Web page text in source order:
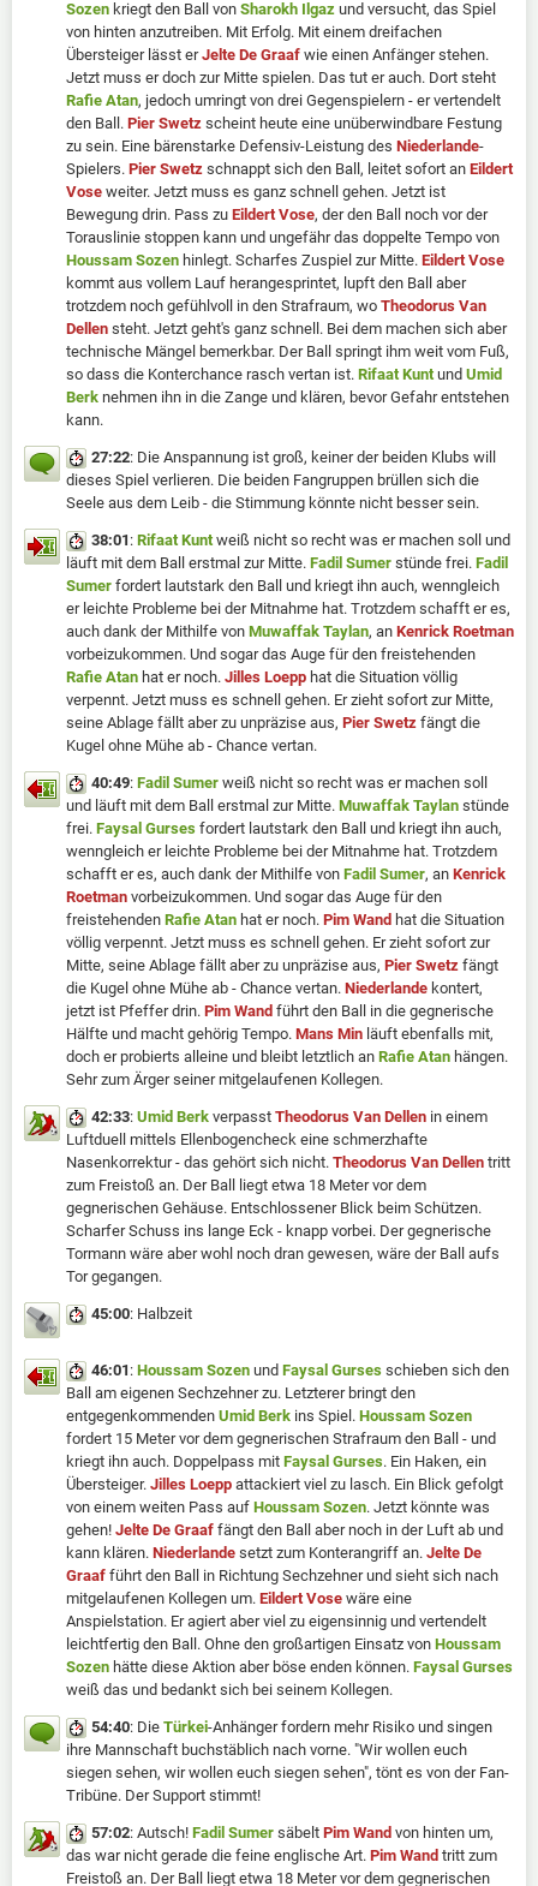
Sozen kriegt den Ball von Sharokh Ilgaz und versucht, das Spiel
von hinten anzutreiben. Mit Erfolg. Mit einem dreifachen
Übersteiger lässt erJelte De Graaf wie einen Anfänger stehen.
Jetzt muss er doch zur Mitte spielen. Das tut er auch. Dort steht
Rafie Atan, jedoch umringt von drei Gegenspielern - er vertendelt
den Ball. Pier Swetz scheint heute eine unüberwindbare Festung
zu sein. Eine bärenstarke Defensiv-Leistung des Niederlande-
Spielers. Pier Swetz schnappt sich den Ball, leitet sofort an Eildert
Vose weiter. Jetzt muss es ganz schnell gehen. Jetzt ist
Bewegung drin. Pass zu Eildert Vose, der den Ball noch vor der
Torauslinie stoppen kann und ungefähr das doppelte Tempo von
Houssam Sozen hinlegt. Scharfes Zuspiel zur Mitte. Eildert Vose
kommt aus vollem Lauf herangesprintet, lupft den Ball aber
trotzdem noch gefühlvoll in den Strafraum, wo Theodorus Van
Dellen steht. Jetzt geht's ganz schnell. Bei dem machen sich aber
technische Mängel bemerkbar. Der Ball springt ihm weit vom Fuß,
so dass die Konterchance rasch vertan ist. Rifaat Kuntund Umid
Berk nehmen ihn in die Zange und klären, bevor Gefahr entstehen
kann.
27:22: Die Anspannung ist groß, keiner der beiden Klubs will
dieses Spiel verlieren. Die beiden Fangruppen brüllen sich die
Seele aus dem Leib - die Stimmung könnte nicht besser sein.
38:01 : Rifaat Kuntweiß nicht so recht was er machen soll und
läuft mit dem Ball erstmal zur Mitte. Fadil Sumer stünde frei. Fadil
Sumer fordert lautstark den Ball und kriegt ihn auch, wenngleich
er leichte Probleme bei der Mitnahme hat. Trotzdem schafft er es,
auch dank der Mithilfe von Muwaffak Taylan, an Kenrick Roetman
vorbeizukommen. Und sogar das Auge für den freistehenden
Rafie Atan hat er noch. Jilles Loepp hat die Situation völlig
verpennt. Jetzt muss es schnell gehen. Er zieht sofort zur Mitte,
seine Ablage fällt aber zu unpräzise aus, Pier Swetz fängt die
Kugel ohne Mühe ab - Chance vertan.
40:49: Fadil Sumer weiß nicht so recht was er machen soll
und läuft mit dem Ball erstmal zur Mitte. Muwaffak Taylan stünde
frei. Faysal Gurses fordert lautstark den Ball und kriegt ihn auch,
wenngleich er leichte Probleme bei der Mitnahme hat. Trotzdem
schafft er es, auch dank der Mithilfe von Fadil Sumer, an Kenrick
Roetman vorbeizukommen. Und sogar das Auge für den
freistehenden Rafie Atan hat er noch. Pim Wand hat die Situation
völlig verpennt. Jetzt muss es schnell gehen. Er zieht sofort zur
Mitte, seine Ablage fällt aber zu unpräzise aus, Pier Swetz fängt
die Kugel ohne Mühe ab - Chance vertan. Niederlande kontert,
jetzt ist Pfeffer drin. Pim Wand führt den Ball in die gegnerische
Hälfte und macht gehörig Tempo. Mans Min läuft ebenfalls mit,
doch er probierts alleine und bleibt letztlich an Rafie Atan hängen.
Sehr zum Ärger seiner mitgelaufenen Kollegen.
42:33: Umid Berk verpasst Theodorus Van Dellen in einem
Luftduell mittels Ellenbogencheck eine schmerzhafte
Nasenkorrektur - das gehört sich nicht. Theodorus Van Dellen tritt
zum Freistoß an. Der Ball liegt etwa 18 Meter vor dem
gegnerischen Gehäuse. Entschlossener Blick beim Schützen.
Scharfer Schuss ins lange Eck - knapp vorbei. Der gegnerische
Tormann wäre aber wohl noch dran gewesen, wäre der Ball aufs
Tor gegangen.
45:00: Halbzeit
46:01 : Houssam Sozen und Faysal Gurses schieben sich den
Ball am eigenen Sechzehner zu. Letzterer bringt den
entgegenkommenden Umid Berk ins Spiel. Houssam Sozen
fordert 15 Meter vor dem gegnerischen Strafraum den Ball - und
kriegt ihn auch. Doppelpass mit Faysal Gurses. Ein Haken, ein
Übersteiger. Jilles Loepp attackiert viel zu lasch. Ein Blick gefolgt
von einem weiten Pass auf Houssam Sozen. Jetzt könnte was
gehen! Jelte De Graaf fängt den Ball aber noch in der Luft ab und
kann klären. Niederlande setzt zum Konterangriff an. Jelte De
Graaf führt den Ball in Richtung Sechzehner und sieht sich nach
mitgelaufenen Kollegen um. Eildert Vose wäre eine
Anspielstation. Er agiert aber viel zu eigensinnig und vertendelt
leichtfertig den Ball. Ohne den großartigen Einsatz von Houssam
Sozen hätte diese Aktion aber böse enden können. Faysal Gurses
weiß das und bedankt sich bei seinem Kollegen.
54:40: Die Türkei-Anhänger fordern mehr Risiko und singen
ihre Mannschaft buchstäblich nach vorne. "Wir wollen euch
siegen sehen, wir wollen euch siegen sehen", tönt es von der Fan-
Tribüne. Der Support stimmt!
57:02: Autsch! Fadil Sumer säbelt Pim Wand von hinten um,
das war nicht gerade die feine englische Art. Pim Wand tritt zum
Freistoß an. Der Ball liegt etwa 18 Meter vor dem gegnerischen